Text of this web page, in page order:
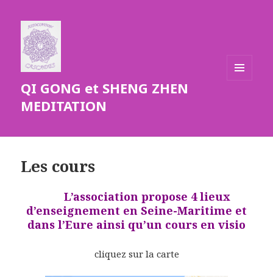
QI GONG et SHENG ZHEN
MEDITATION
Les cours
L’association propose 4 lieux
d’enseignement en Seine-Maritime et
dans l’Eure ainsi qu’un cours en visio
cliquez sur la carte